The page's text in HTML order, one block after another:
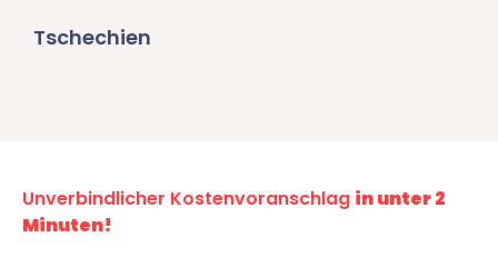
Tschechien
Unverbindlicher Kostenvoranschlag in unter 2
Minuten!